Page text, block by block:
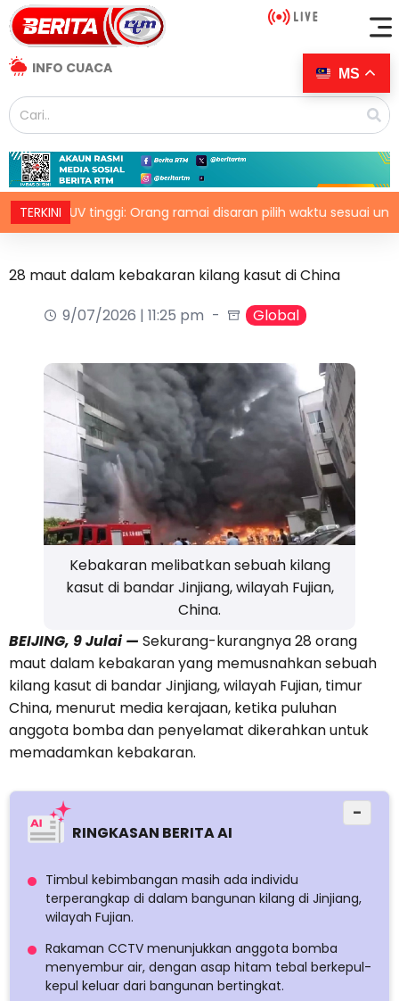
INFO CUACA
TERKINI
UV tinggi: Orang ramai disaran pilih waktu sesuai untuk
28 maut dalam kebakaran kilang kasut di China
9/07/2026 | 11:25 pm
Global
Kebakaran melibatkan sebuah kilang
kasut di bandar Jinjiang, wilayah Fujian,
China.
BEIJING, 9 Julai — Sekurang-kurangnya 28 orang
maut dalam kebakaran yang memusnahkan sebuah
kilang kasut di bandar Jinjiang, wilayah Fujian, timur
China, menurut media kerajaan, ketika puluhan
anggota bomba dan penyelamat dikerahkan untuk
memadamkan kebakaran.
RINGKASAN BERITA AI
−
Timbul kebimbangan masih ada individu
terperangkap di dalam bangunan kilang di Jinjiang,
wilayah Fujian.
Rakaman CCTV menunjukkan anggota bomba
menyembur air, dengan asap hitam tebal berkepul-
kepul keluar dari bangunan bertingkat.
MS